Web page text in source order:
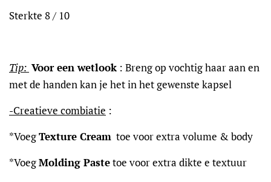
Sterkte 8 / 10
Tip: Voor eenwetlook : Breng op vochtig haar aan en
met de handen kan je het in het gewenste kapsel
-Creatieve combiatie :
*VoegTexture Cream toe voor extra volume & body
*VoegMolding Pastetoe voor extra dikte e textuur